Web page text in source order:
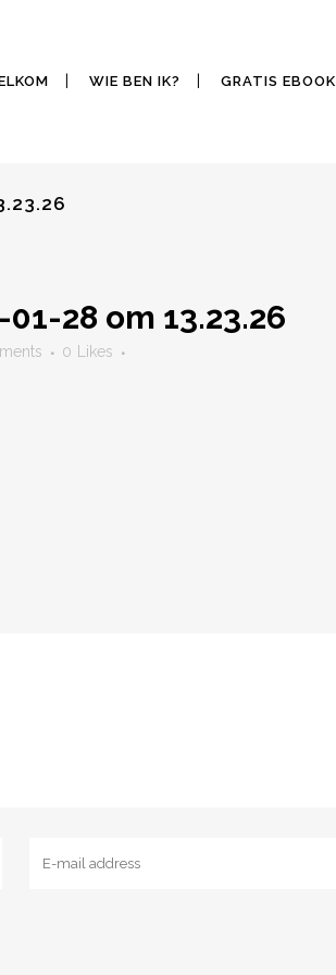
WIE BEN IK? GRATIS EBOOK
28 om 13.23.26
0 Likes